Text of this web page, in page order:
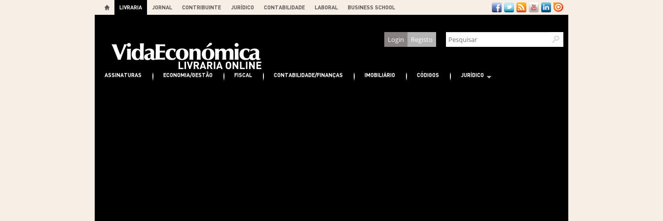
LIVRARIA JORNAL CONTRIBUINTE JURÍDICO CONTABILIDADE LABORAL BUSINESS SCHOOL
Login Registo
ASSINATURAS ECONOMIA/GESTÃO FISCAL CONTABILIDADE/FINANÇAS IMOBILIÁRIO CÓDIGOS JURÍDICO